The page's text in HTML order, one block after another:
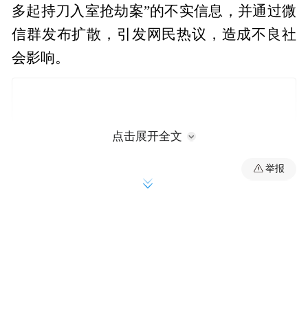
多起持刀入室抢劫案”的不实信息，并通过微
信群发布扩散，引发网民热议，造成不良社
会影响。
点击展开全文
举报